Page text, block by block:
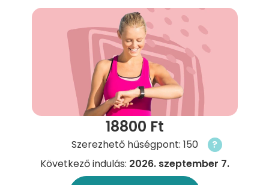
18800 Ft
Szerezhető hűségpont: 150
?
Következő indulás: 2026. szeptember 7.